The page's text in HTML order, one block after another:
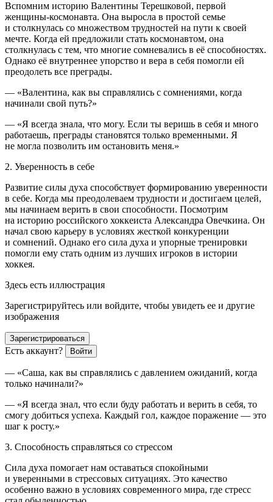
Вспомним историю Валентины Терешковой, первой
женщины-космонавта. Она выросла в простой семье
и столкнулась со множеством трудностей на пути к своей
мечте. Когда ей предложили стать космонавтом, она
столкнулась с тем, что многие сомневались в её способностях.
Однако её внутреннее упорство и вера в себя помогли ей
преодолеть все преграды.
— «Валентина, как вы справлялись с сомнениями, когда
начинали свой путь?»
— «Я всегда знала, что могу. Если ты веришь в себя и много
работаешь, преграды становятся только временными. Я
не могла позволить им остановить меня.»
2. Уверенность в себе
Развитие силы духа способствует формированию уверенности
в себе. Когда мы преодолеваем трудности и достигаем целей,
мы начинаем верить в свои способности. Посмотрим
на историю российского хоккеиста Александра Овечкина. Он
начал свою карьеру в условиях жесткой конкуренции
и сомнений. Однако его сила духа и упорные тренировки
помогли ему стать одним из лучших игроков в истории
хоккея.
Здесь есть иллюстрация
Зарегистрируйтесь или войдите, чтобы увидеть ее и другие
изображения
Зарегистрироваться
Есть аккаунт? Войти
— «Саша, как вы справлялись с давлением ожиданий, когда
только начинали?»
— «Я всегда знал, что если буду работать и верить в себя, то
смогу добиться успеха. Каждый гол, каждое поражение — это
шаг к росту.»
3. Способность справляться со стрессом
Сила духа помогает нам оставаться спокойными
и уверенными в стрессовых ситуациях. Это качество
особенно важно в условиях современного мира, где стресс